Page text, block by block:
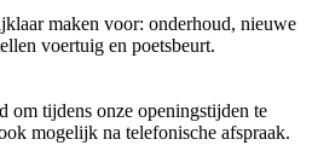
maken voor: onderhoud, nieuwe
voertuig en poetsbeurt.
om tijdens onze openingstijden te
mogelijk na telefonische afspraak.